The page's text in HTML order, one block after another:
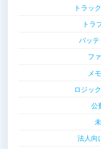
トラッ
トラ
バッ
フ
メ
ロジッ
公
法人向